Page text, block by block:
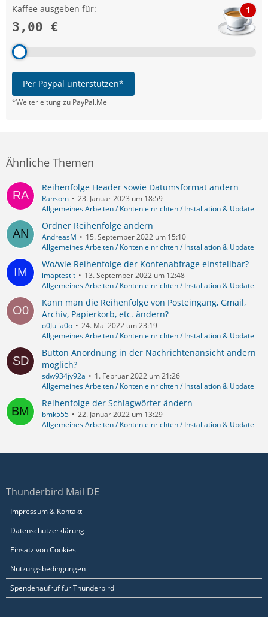
Kaffee ausgeben für:
3,00 €
1
Per Paypal unterstützen*
*Weiterleitung zu PayPal.Me
Ähnliche Themen
Reihenfolge Header sowie Datumsformat ändern
Ransom
23. Januar 2023 um 18:59
Allgemeines Arbeiten / Konten einrichten / Installation & Update
Ordner Reihenfolge ändern
AndreasM
15. September 2022 um 15:10
Allgemeines Arbeiten / Konten einrichten / Installation & Update
Wo/wie Reihenfolge der Kontenabfrage einstellbar?
imaptestit
13. September 2022 um 12:48
Allgemeines Arbeiten / Konten einrichten / Installation & Update
Kann man die Reihenfolge von Posteingang, Gmail,
Archiv, Papierkorb, etc. ändern?
o0Julia0o
24. Mai 2022 um 23:19
Allgemeines Arbeiten / Konten einrichten / Installation & Update
Button Anordnung in der Nachrichtenansicht ändern
möglich?
sdw934jy92a
1. Februar 2022 um 21:26
Allgemeines Arbeiten / Konten einrichten / Installation & Update
Reihenfolge der Schlagwörter ändern
bmk555
22. Januar 2022 um 13:29
Allgemeines Arbeiten / Konten einrichten / Installation & Update
Thunderbird Mail DE
Impressum & Kontakt
Datenschutzerklärung
Einsatz von Cookies
Nutzungsbedingungen
Spendenaufruf für Thunderbird